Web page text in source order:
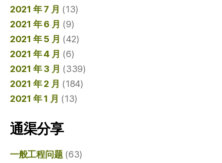
2021 年 7 月 (13)
2021 年 6 月 (9)
2021 年 5 月 (42)
2021 年 4 月 (6)
2021 年 3 月 (339)
2021 年 2 月 (184)
2021 年 1 月 (13)
通渠分享
一般工程问题(63)